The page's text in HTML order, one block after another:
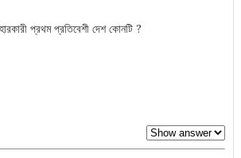
প্রথম প্রতিবেশী দেশ কোনটি ?